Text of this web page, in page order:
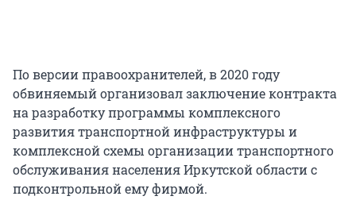
По версии правоохранителей, в 2020 году
обвиняемый организовал заключение контракта
на разработку программы комплексного
развития транспортной инфраструктуры и
комплексной схемы организации транспортного
обслуживания населения Иркутской области с
подконтрольной ему фирмой.